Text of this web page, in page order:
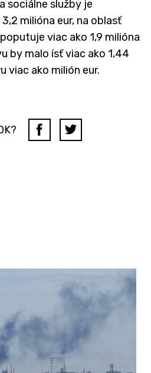
sociálne služby je
milióna eur, na oblasť
viac ako 1,9 milióna
by malo ísť viac ako 1,44
viac ako milión eur.